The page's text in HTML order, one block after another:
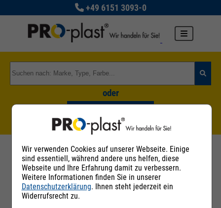
+49 6151 3093-0
oder
Kontaktaufnahme mit Verkäufer: PRO-
plast Kunststoff GmbH
Ich interessiere mich für folgende Rohstoffe
Wir verwenden Cookies auf unserer Webseite. Einige
sind essentiell, während andere uns helfen, diese
Webseite und Ihre Erfahrung damit zu verbessern.
Weitere Informationen finden Sie in unserer
Datenschutzerklärung. Ihnen steht jederzeit ein
Widerrufsrecht zu.